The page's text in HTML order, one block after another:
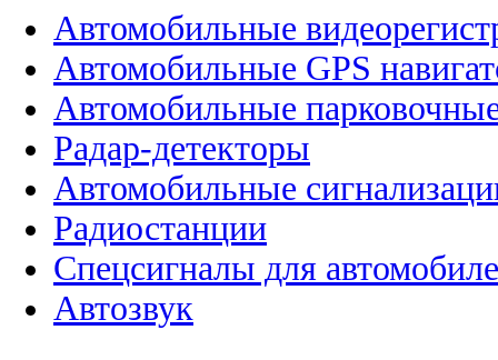
Автомобильные
Автомобильные GPS
Автомобильные
Радар-детекторы
Автомобильные
Радиостанции
Спецсигналы для
Автозвук